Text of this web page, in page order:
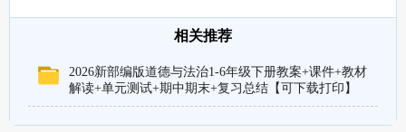
相关推荐
2026新部编版道德与法治1-6年级下册教案+课件+教材
解读+单元测试+期中期末+复习总结【可下载打印】